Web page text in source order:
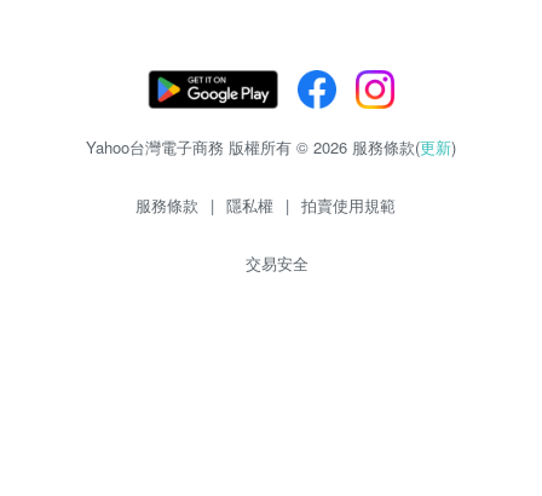
Yahoo台灣電子商務 版權所有 © 2026 服務條款(更新)
服務條款 | 隱私權 | 拍賣使用規範
交易安全